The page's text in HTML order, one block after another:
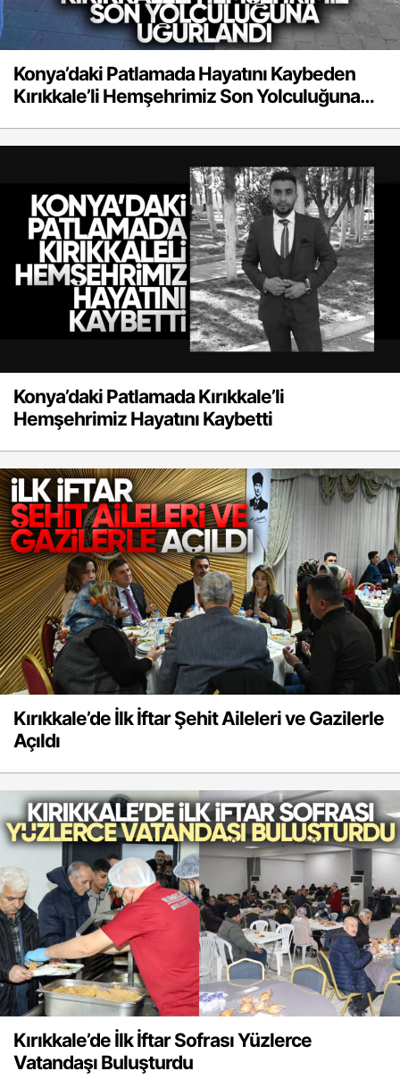
Konya’daki Patlamada Hayatını Kaybeden
Kırıkkale’li Hemşehrimiz Son Yolculuğuna
Konya’daki Patlamada Kırıkkale’li
Hemşehrimiz Hayatını Kaybetti
Kırıkkale’de İlk İftar Şehit Aileleri ve Gazilerle
Açıldı
Kırıkkale’de İlk İftar Sofrası Yüzlerce
Vatandaşı Buluşturdu